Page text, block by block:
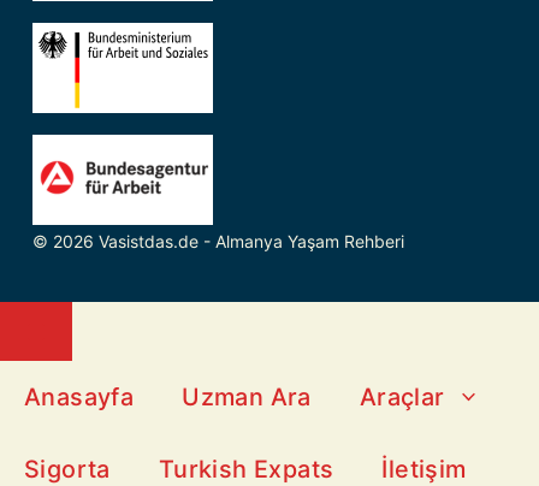
© 2026 Vasistdas.de - Almanya Yaşam Rehberi
Close
Anasayfa Uzman Ara Araçlar
Sigorta Turkish Expats İletişim